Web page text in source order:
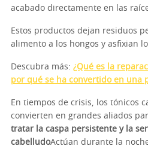
acabado directamente en las
Estos productos dejan residuos
alimento a los hongos y asfixian
Descubra más: ¿Qué es la
por qué se ha convertido en una
En tiempos de crisis, los tónicos
convierten en grandes aliados
tratar la caspa persistente y la
cabelludoActúan durante la